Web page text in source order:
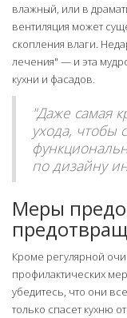
влажный, или в
вентиляция может
скопления влаги.
лечения" — и эта
кухни и фасадов.
"Даже самая
ухода, чтобы
по дизайну
Меры
Кроме регулярной
профилактических
убедитесь, что они
только спасет кухню